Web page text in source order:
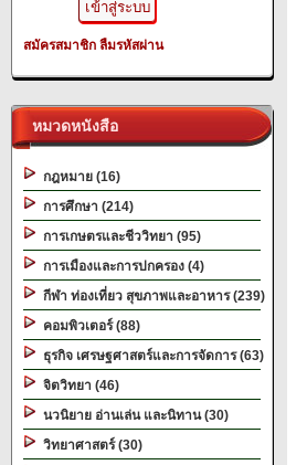
สมัครสมาชิก ลืมรหัสผ่าน
หมวดหนังสือ
กฎหมาย (16)
การศึกษา (214)
การเกษตรและชีววิทยา (95)
การเมืองและการปกครอง (4)
กีฬา ท่องเที่ยว สุขภาพและอาหาร (239)
คอมพิวเตอร์ (88)
ธุรกิจ เศรษฐศาสตร์และการจัดการ (63)
จิตวิทยา (46)
นวนิยาย อ่านเล่น และนิทาน (30)
วิทยาศาสตร์ (30)